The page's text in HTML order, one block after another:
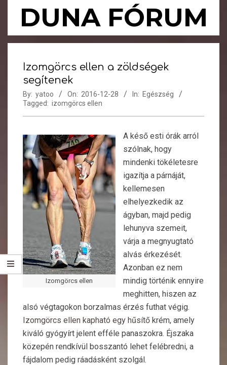
DUNA FÓRUM
Primary
MenuIzomgörcs ellen a zöldségek
segítenek
By: yatoo On: 2016-12-28 In: Egészség
Tagged: izomgörcs ellen
Izomgörcs ellen
A késő esti órák arról
szólnak, hogy
mindenki tökéletesre
igazítja a párnáját,
kellemesen
elhelyezkedik az
ágyban, majd pedig
lehunyva szemeit,
várja a megnyugtató
alvás érkezését.
Azonban ez nem
mindig történik ennyire
meghitten, hiszen az
alsó végtagokon borzalmas érzés futhat végig.
Izomgörcs ellen kapható egy hűsítő krém, amely
kiváló gyógyírt jelent efféle panaszokra. Éjszaka
közepén rendkívül bosszantó lehet felébredni, a
fájdalom pedig ráadásként szolgál.